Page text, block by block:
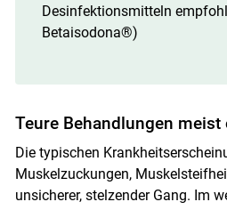
Desinfektionsmitteln
Betaisodona®)
Teure Behandlungen meist
Die typischen
Muskelzuckungen,
unsicherer, stelzender Gang. Im